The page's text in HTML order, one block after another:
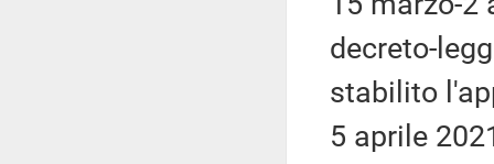
decreto-
stabilito
5 aprile